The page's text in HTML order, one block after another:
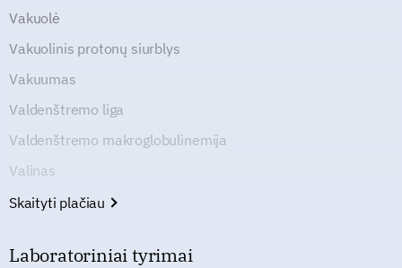
Vakuolė
Vakuolinis protonų siurblys
Vakuumas
Valdenštremo liga
Valdenštremo makroglobulinemija
Valinas
Skaityti plačiau
Laboratoriniai tyrimai